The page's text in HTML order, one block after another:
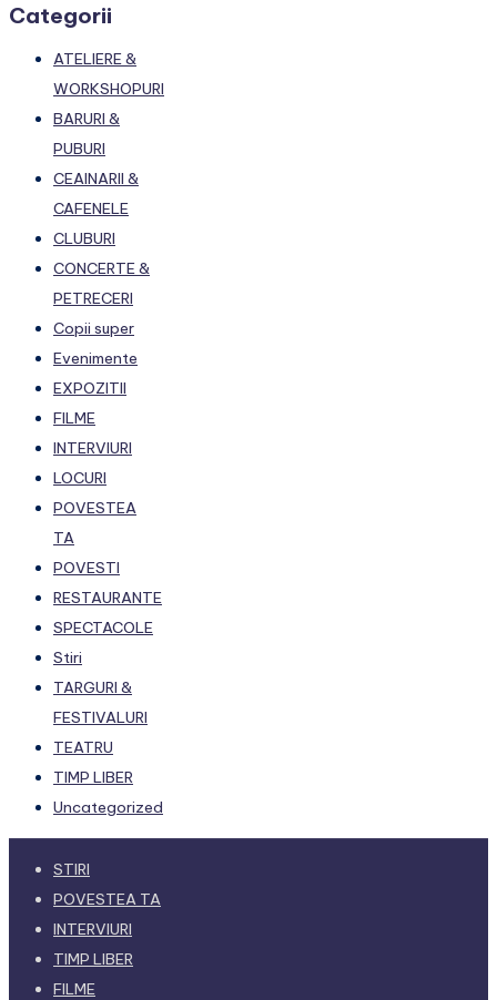
Categorii
ATELIERE &
WORKSHOPURI
BARURI &
PUBURI
CEAINARII &
CAFENELE
CLUBURI
CONCERTE &
PETRECERI
Copii super
Evenimente
EXPOZITII
FILME
INTERVIURI
LOCURI
POVESTEA
TA
POVESTI
RESTAURANTE
SPECTACOLE
Stiri
TARGURI &
FESTIVALURI
TEATRU
TIMP LIBER
Uncategorized
STIRI
POVESTEA TA
INTERVIURI
TIMP LIBER
FILME